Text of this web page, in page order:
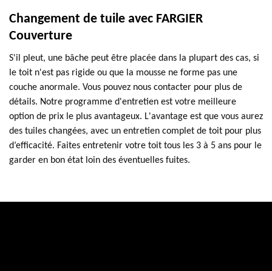
Changement de tuile avec FARGIER
Couverture
S'il pleut, une bâche peut être placée dans la plupart des cas, si
le toit n'est pas rigide ou que la mousse ne forme pas une
couche anormale. Vous pouvez nous contacter pour plus de
détails. Notre programme d'entretien est votre meilleure
option de prix le plus avantageux. L'avantage est que vous aurez
des tuiles changées, avec un entretien complet de toit pour plus
d’efficacité. Faites entretenir votre toit tous les 3 à 5 ans pour le
garder en bon état loin des éventuelles fuites.